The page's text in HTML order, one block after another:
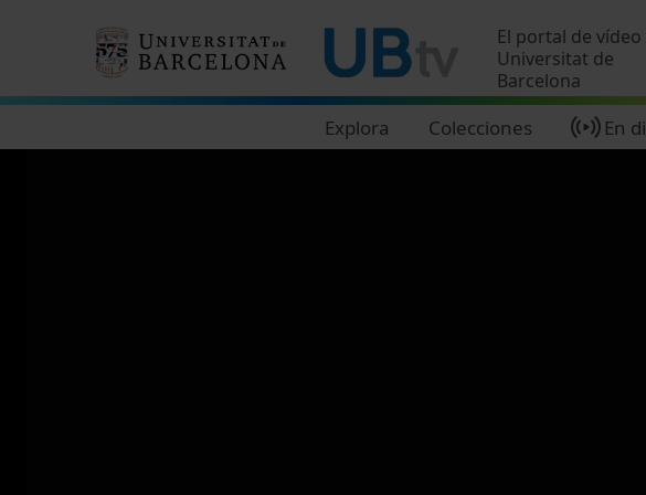
El portal de vídeo
Universitat de
Barcelona
Explora Colecciones En